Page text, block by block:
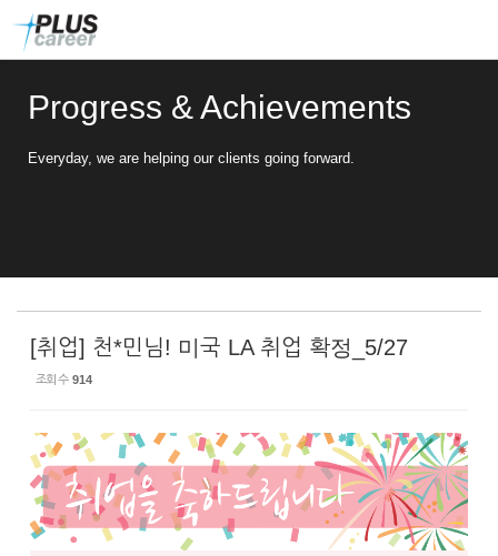
Progress & Achievements
Everyday, we are helping our clients going forward.
[취업] 천*민님! 미국 LA 취업 확정_5/27
조회 수 914